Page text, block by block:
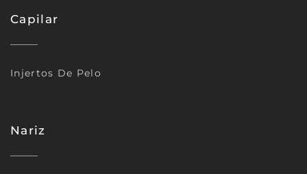
Capilar
Injertos De Pelo
Nariz